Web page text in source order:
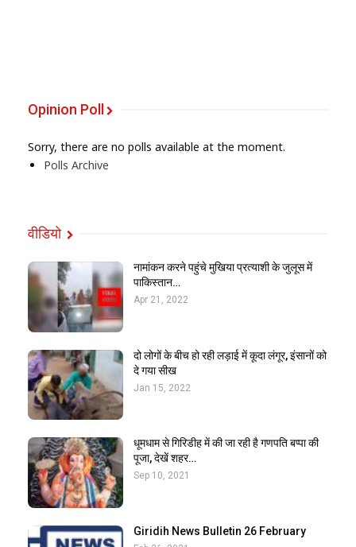
Opinion Poll
Sorry, there are no polls available at the moment.
Polls Archive
वीडियो
नामांकन करने पहुंचे मुखिया प्रत्याशी के जुलूस में
पाकिस्तान…
Apr 21, 2022
दो लोगों के बीच हो रही लड़ाई में कूदा लंगूर, इंसानों को
दे गया सीख
Jan 15, 2022
धूमधाम से गिरिडीह में की जा रही है गणपति बप्पा की
पूजा, देखें शहर…
Sep 10, 2021
Giridih News Bulletin 26 February